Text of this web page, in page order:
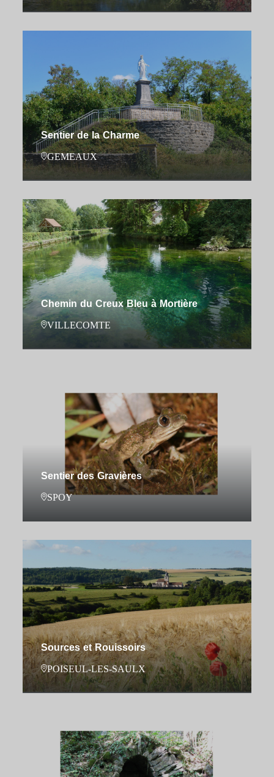
Sentier de la Charme
GEMEAUX
Chemin du Creux Bleu à Mortière
VILLECOMTE
Sentier des Gravières
SPOY
Sources et Rouissoirs
POISEUL-LES-SAULX